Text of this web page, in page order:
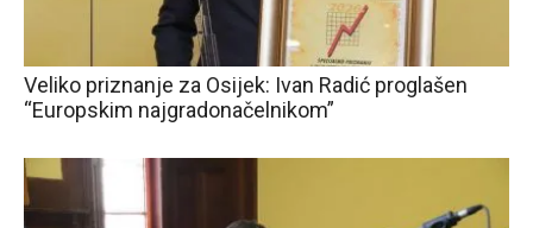
Veliko priznanje za Osijek: Ivan Radić proglašen
“Europskim najgradonačelnikom”